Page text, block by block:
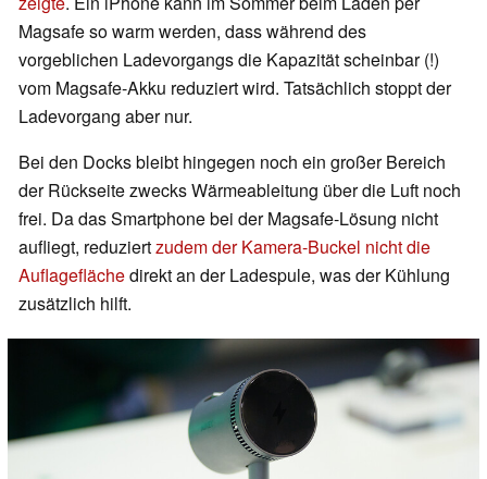
Magsafe so warm werden, dass während des
vorgeblichen Ladevorgangs die Kapazität scheinbar (!)
vom Magsafe-Akku reduziert wird. Tatsächlich stoppt der
Ladevorgang aber nur.
Bei den Docks bleibt hingegen noch ein großer Bereich
der Rückseite zwecks Wärmeableitung über die Luft noch
frei. Da das Smartphone bei der Magsafe-Lösung nicht
aufliegt, reduziertzudem der Kamera-Buckel nicht die
Auflageflächedirekt an der Ladespule, was der Kühlung
zusätzlich hilft.